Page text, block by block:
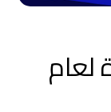
لعام